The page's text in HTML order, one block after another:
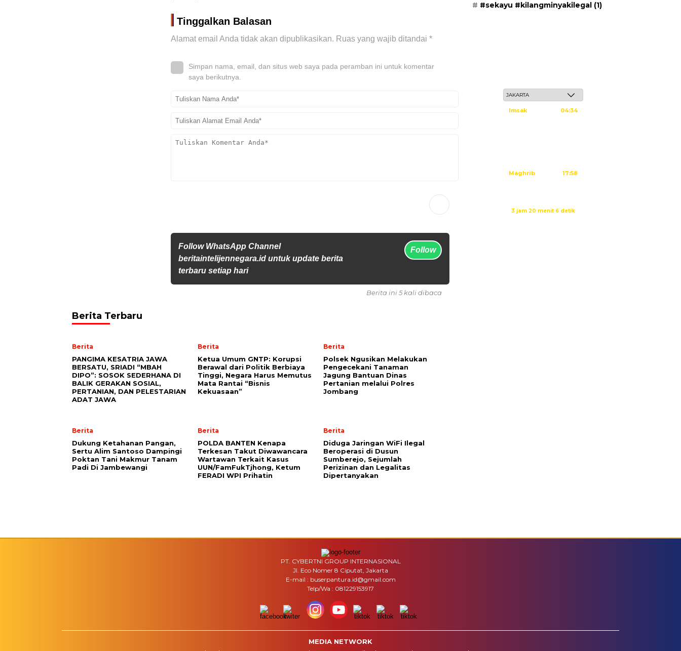
Tinggalkan Balasan
Alamat email Anda tidak akan dipublikasikan. Ruas yang wajib ditandai *
Simpan nama, email, dan situs web saya pada peramban ini untuk komentar
saya berikutnya.
Follow WhatsApp Channel
beritaintelijennegara.id untuk update berita
terbaru setiap hari
Follow
Berita ini 5 kali dibaca
Berita Terbaru
Berita
PANGIMA KESATRIA JAWA
BERSATU, SRIADI “MBAH
DIPO”: SOSOK SEDERHANA DI
BALIK GERAKAN SOSIAL,
PERTANIAN, DAN PELESTARIAN
ADAT JAWA
Berita
Ketua Umum GNTP: Korupsi
Berawal dari Politik Berbiaya
Tinggi, Negara Harus Memutus
Mata Rantai “Bisnis
Kekuasaan”
Berita
Polsek Ngusikan Melakukan
Pengecekani Tanaman
Jagung Bantuan Dinas
Pertanian melalui Polres
Jombang
Berita
Dukung Ketahanan Pangan,
Sertu Alim Santoso Dampingi
Poktan Tani Makmur Tanam
Padi Di Jambewangi
Berita
POLDA BANTEN Kenapa
Terkesan Takut Diwawancara
Wartawan Terkait Kasus
UUN/FamFukTjhong, Ketum
FERADI WPI Prihatin
Berita
Diduga Jaringan WiFi Ilegal
Beroperasi di Dusun
Sumberejo, Sejumlah
Perizinan dan Legalitas
Dipertanyakan
#sekayu #kilangminyakilegal (1)
Imsak 04:34
Maghrib 17:58
3 jam 20 menit 6 detik
PT. CYBERTNI GROUP INTERNASIONAL
Jl. Eco Nomer 8 Ciputat, Jakarta
E-mail : buserpantura.id@gmail.com
Telp/Wa : 081229153917
MEDIA NETWORK